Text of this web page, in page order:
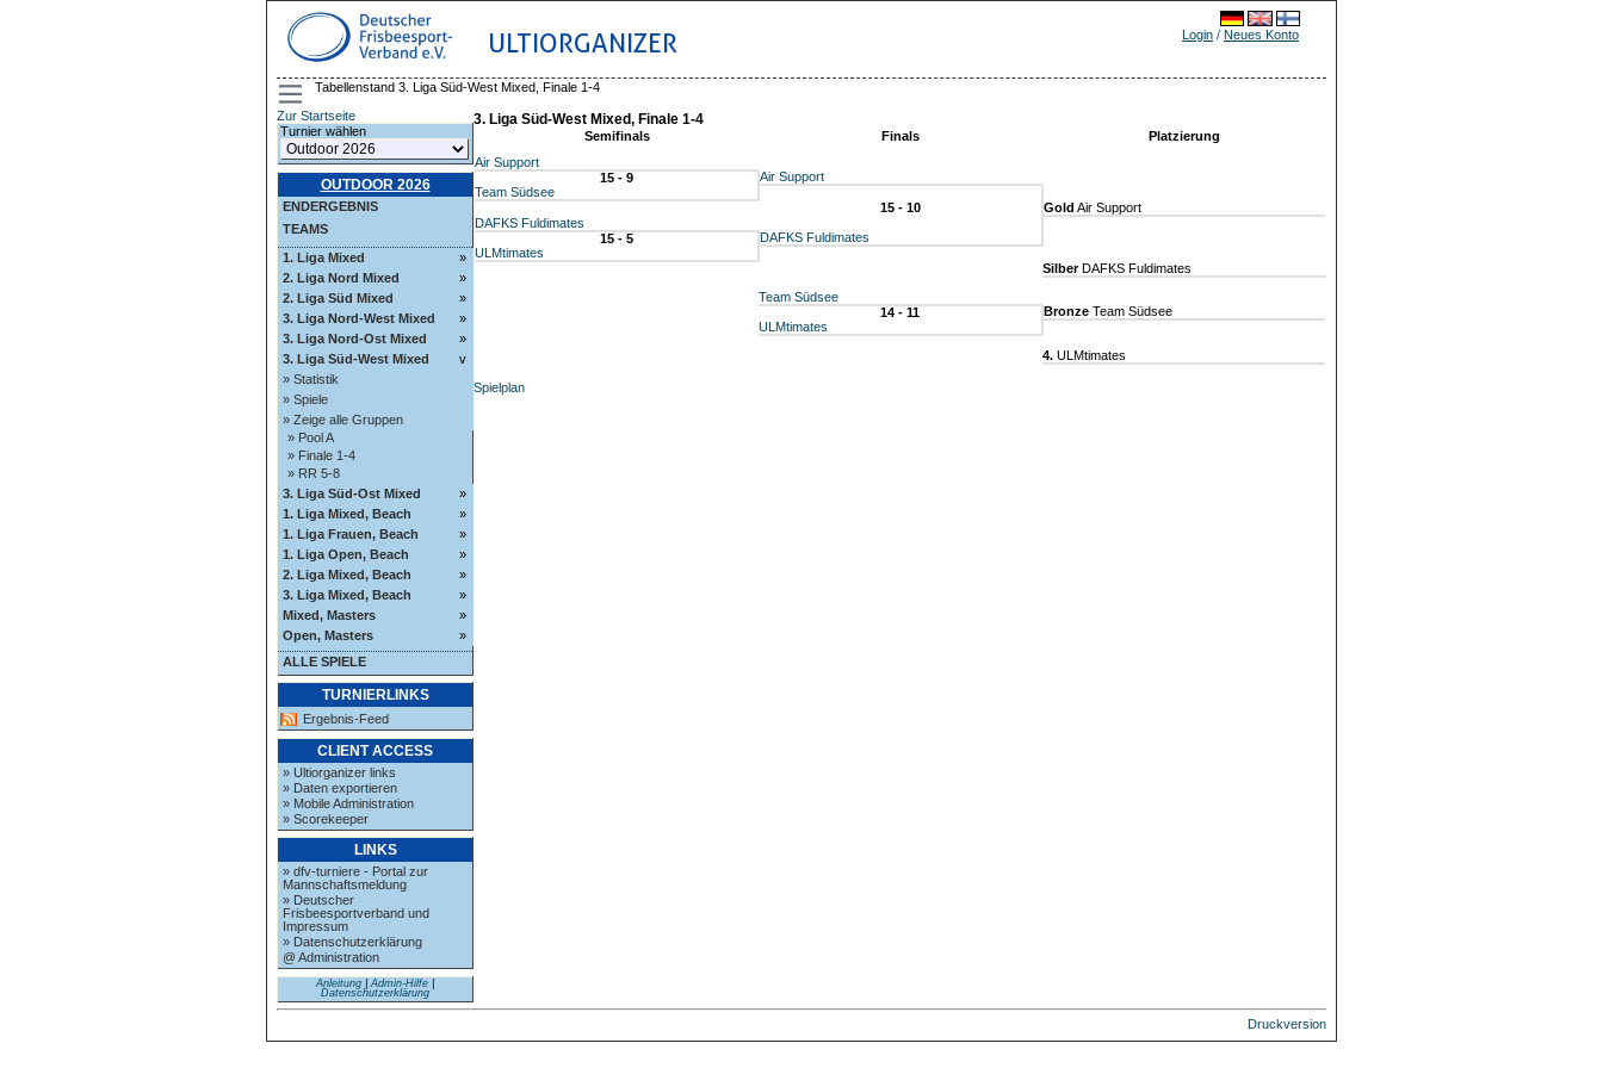
ULTIORGANIZER Login / Neues Konto
Tabellenstand 3. Liga Süd-West Mixed, Finale 1-4
Zur Startseite
Turnier wählen
OUTDOOR 2026
ENDERGEBNIS
TEAMS
1. Liga Mixed
»
2. Liga Nord Mixed
»
2. Liga Süd Mixed
»
3. Liga Nord-West Mixed
»
3. Liga Nord-Ost Mixed
»
3. Liga Süd-West Mixed
v
» Statistik
» Spiele
» Zeige alle Gruppen
» Pool A
» Finale 1-4
» RR 5-8
3. Liga Süd-Ost Mixed
»
1. Liga Mixed, Beach
»
1. Liga Frauen, Beach
»
1. Liga Open, Beach
»
2. Liga Mixed, Beach
»
3. Liga Mixed, Beach
»
Mixed, Masters
»
Open, Masters
»
ALLE SPIELE
TURNIERLINKS
Ergebnis-Feed
CLIENT ACCESS
» Ultiorganizer links
» Daten exportieren
» Mobile Administration
» Scorekeeper
LINKS
» dfv-turniere - Portal zur
Mannschaftsmeldung
» Deutscher
Frisbeesportverband und
Impressum
» Datenschutzerklärung
@ Administration
Anleitung| Admin-Hilfe|
Datenschutzerklärung
3. Liga Süd-West Mixed, Finale 1-4
Semifinals Finals
Platzierung
Air Support
15 - 9
Air Support
Team Südsee
15 - 10
Gold Air Support
DAFKS Fuldimates
15 - 5
DAFKS Fuldimates
ULMtimates
SilberDAFKS Fuldimates
Team Südsee
14 - 11
Bronze Team Südsee
ULMtimates
4. ULMtimates
Spielplan
Druckversion